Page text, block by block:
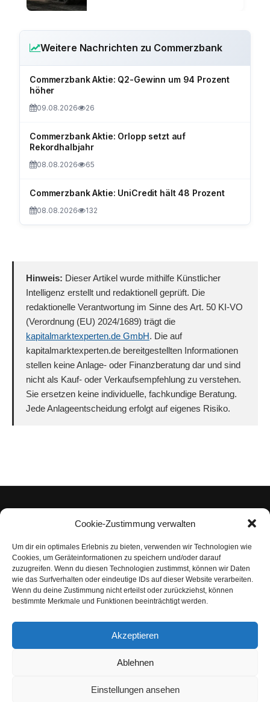
Cookie-Zustimmung verwalten
Um dir ein optimales Erlebnis zu bieten, verwenden wir Technologien wie
Cookies, um Geräteinformationen zu speichern und/oder darauf
zuzugreifen. Wenn du diesen Technologien zustimmst, können wir Daten
wie das Surfverhalten oder eindeutige IDs auf dieser Website verarbeiten.
Wenn du deine Zustimmung nicht erteilst oder zurückziehst, können
bestimmte Merkmale und Funktionen beeinträchtigt werden.
Akzeptieren
Ablehnen
Einstellungen ansehen
Weitere Nachrichten zu Commerzbank
Commerzbank Aktie: Q2-Gewinn um 94 Prozent
höher
09.08.2026 26
Commerzbank Aktie: Orlopp setzt auf
Rekordhalbjahr
08.08.2026 65
Commerzbank Aktie: UniCredit hält 48 Prozent
08.08.2026 132
Hinweis: Dieser Artikel wurde mithilfe Künstlicher
Intelligenz erstellt und redaktionell geprüft. Die
redaktionelle Verantwortung im Sinne des Art. 50 KI-VO
(Verordnung (EU) 2024/1689) trägt die
kapitalmarktexperten.de GmbH. Die auf
kapitalmarktexperten.de bereitgestellten Informationen
stellen keine Anlage- oder Finanzberatung dar und sind
nicht als Kauf- oder Verkaufsempfehlung zu verstehen.
Sie ersetzen keine individuelle, fachkundige Beratung.
Jede Anlageentscheidung erfolgt auf eigenes Risiko.
Impressum
Datenschutzerklärung
Nutzungsbedingungen | Haftungsausschluss
AGB